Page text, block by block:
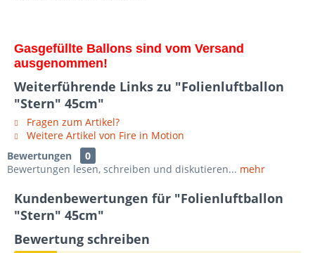
Gasgefüllte Ballons sind vom Versand
ausgenommen!
Weiterführende Links zu "Folienluftballon
"Stern" 45cm"
Fragen zum Artikel?
Weitere Artikel von Fire in Motion
Bewertungen
0
Bewertungen lesen, schreiben und diskutieren... mehr
Kundenbewertungen für "Folienluftballon
"Stern" 45cm"
Bewertung schreiben